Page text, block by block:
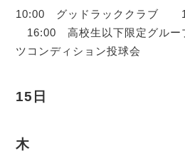
10:00 グッドラッククラブ
16:00 高校生以下限定グル
ツコンディション投球会
15日
木